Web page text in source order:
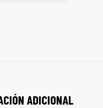
ADICIONAL